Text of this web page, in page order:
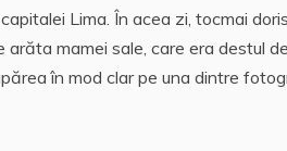
Lima. În acea zi, tocmai
arăta mamei sale, care era destul
în mod clar pe una dintre